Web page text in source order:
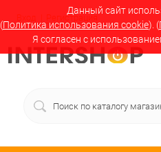
Данный сайт
(Политика использования cookie). (
Я согласен с
Вход Регистрация